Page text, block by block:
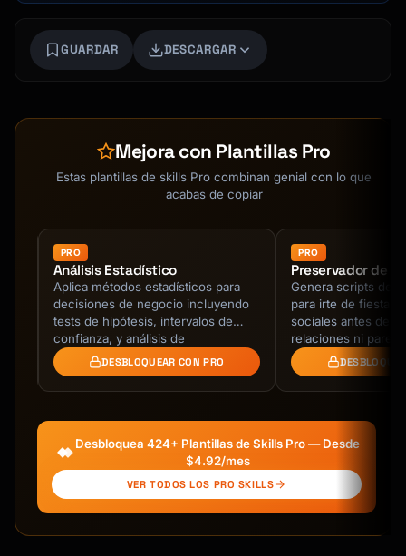
- Situation overview
- Key challenges
- Proposed approach
- Investment summary
### 3. Situation Analysis
- Current state
- Challenges identified
- Opportunity
### 4. Objectives
- Business objectives
- Project objectives
- Success criteria
- KPIs
### 5. Approach & Methodology
- Methodology
- Phases/workstreams
- Key activities
### 6. Deliverables
- Specific outputs
GUARDAR DESCARGAR
Mejora con Plantillas Pro
Estas plantillas de skills Pro combinan genial con lo que
acabas de copiar
PRO
Análisis Estadístico
Aplica métodos estadísticos para
decisiones de negocio incluyendo
tests de hipótesis, intervalos de
confianza, y análisis de
significancia.DESBLOQUEAR CON PRO
PRO
Preservador de
Genera scripts de
para irte de fiestas,
sociales antes de
relaciones ni
Desbloquea 424+ Plantillas de Skills Pro — Desde
$4.92/mes
VER TODOS LOS PRO SKILLS